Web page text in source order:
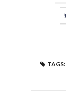
TAGS: